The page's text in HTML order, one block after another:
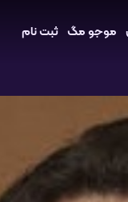
موجو مگ ثبت نام